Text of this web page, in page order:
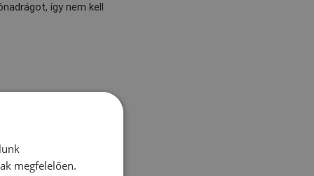
így nem kell
megfelelően.